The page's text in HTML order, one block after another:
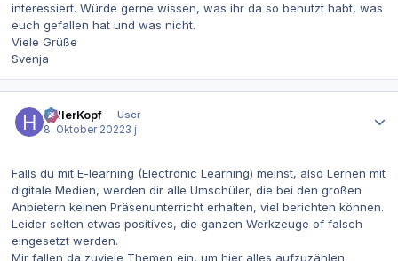
interessiert. Würde gerne wissen, was ihr da so benutzt habt, was
euch gefallen hat und was nicht.
Viele Grüße
Svenja
hellerKopf
User
8. Oktober 20223 j
Falls du mit E-learning (Electronic Learning) meinst, also Lernen mit
digitale Medien, werden dir alle Umschüler, die bei den großen
Anbietern keinen Präsenunterricht erhalten, viel berichten können.
Leider selten etwas positives, die ganzen Werkzeuge of falsch
eingesetzt werden.
Mir fallen da zuviele Themen ein, um hier alles aufzuzählen.